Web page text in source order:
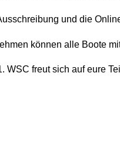
und die
können alle Boote
WSC freut sich auf eure